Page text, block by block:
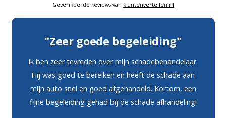
Geverifieerde reviews van klantenvertellen.nl
"Zeer goede begeleiding"
Ik ben zeer tevreden over mijn schadebehandelaar.
Hij was goed te bereiken en heeft de schade aan
mijn auto snel en goed afgehandeld. Kortom, een
fijne begeleiding gehad bij de schade afhandeling!